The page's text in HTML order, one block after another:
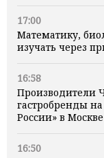
17:00
Математику,
изучать через
16:58
Производители
гастробренды
России» в Москве
16:50